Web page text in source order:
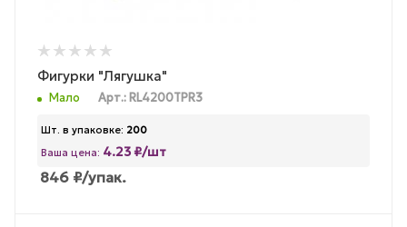
Фигурки "Лягушка"
Мало Арт.: RL4200TPR3
Шт. в упаковке: 200
Ваша цена: 4.23 ₽/шт
846 ₽/упак.